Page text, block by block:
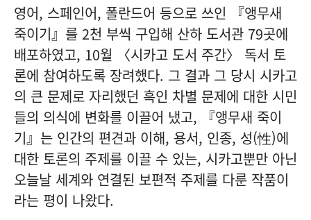
영어, 스페인어, 폴란드어 등으로 쓰인 『앵무새
죽이기』를 2천 부씩 구입해 산하 도서관 79곳에
배포하였고, 10월 〈시카고 도서 주간〉 독서 토
론에 참여하도록 장려했다. 그 결과 그 당시 시카고
의 큰 문제로 자리했던 흑인 차별 문제에 대한 시민
들의 의식에 변화를 이끌어 냈고, 『앵무새 죽이
기』는 인간의 편견과 이해, 용서, 인종, 성(性)에
대한 토론의 주제를 이끌 수 있는, 시카고뿐만 아닌
오늘날 세계와 연결된 보편적 주제를 다룬 작품이
라는 평이 나왔다.